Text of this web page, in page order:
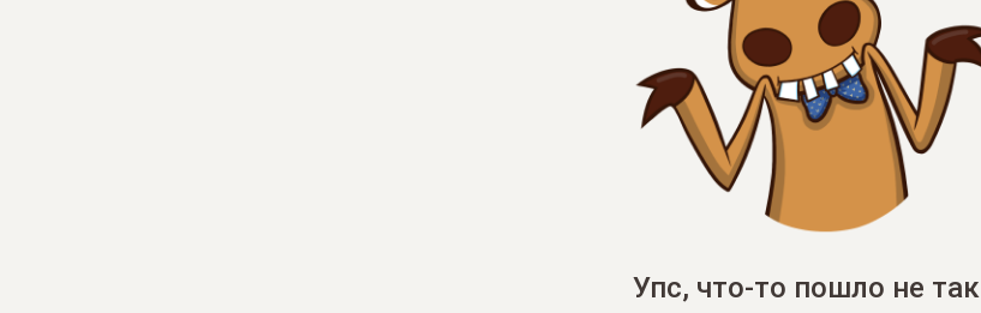
Упс, что-то пошло не так